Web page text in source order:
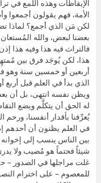
الإيقاظات وهذه اللُمع في
الأمة، فهم يقولون أجمعوا
لكن مَن الذي أجمع؟ لماذا
بعضنا لبعض، والله
فالتراث فيه هذا وفيه هذا
هذا، لكن يُوجَد فرق بين
أربعين أو خمسين سنة وهو
الذي بدأ في العلم قبل
ويظن نفسه انتهى، بل أن
له الحق أن يتكلَّم ويضع
يُعرِّفنا بأقدار أنفسنا،
في العلم يظنون أن أحدهم
بين الناس ينسب إلى
شيئاً فحتماً هو مُصيب ولا
غلت مراجلها في الصدور –
للمعصوم – على اخترام